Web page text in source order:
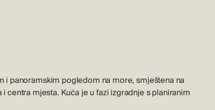
i panoramskim pogledom na more, smještena na
centra mjesta. Kuća je u fazi izgradnje s planiranim